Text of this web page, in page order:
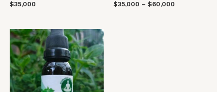
$35,000 $35,000 – $60,000